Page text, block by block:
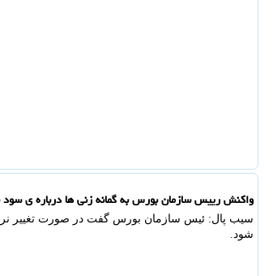
واکنش رییس سازمان بورس به گمانه زنی ها درباره ی سود
سیب پال: ئیس سازمان بورس گفت در صورت تغییر
شود.